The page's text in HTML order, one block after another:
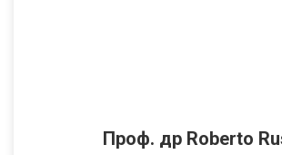
Проф. др Roberto